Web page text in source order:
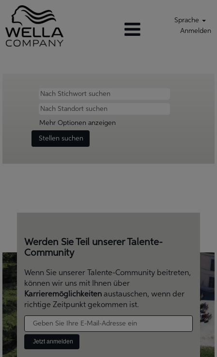
Sprache
Anmelden
Mehr Optionen anzeigen
Sie
Teil
Talente-
Community
Werden Sie Teil unserer Talente-
Community
Wenn Sie unserer Talente-Community beitreten,
können wir uns mit Ihnen über
Karrieremöglichkeiten austauschen, wenn der
richtige Zeitpunkt gekommen ist.